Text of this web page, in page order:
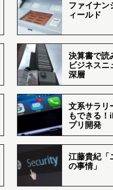
ファイナン
ィールド
決算書で読
ビジネスニ
深層
文系サラリ
もできる
プリ開発
江藤貴紀「
の事情」